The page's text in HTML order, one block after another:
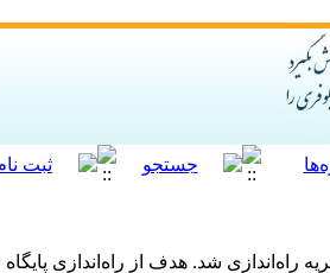
راه‌اندازی شد. هدف از راه‌اندازی